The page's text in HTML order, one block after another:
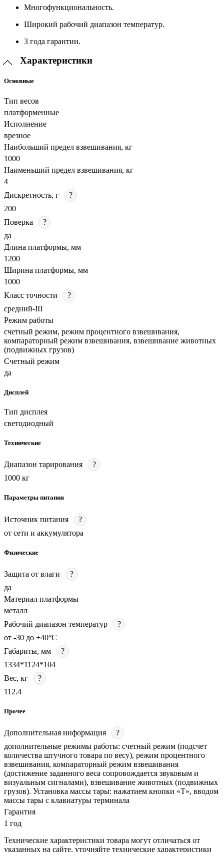
Многофункциональность.
Широкий рабочий диапазон температур.
3 года гарантии.
Характеристики
Основные
Тип весов
платформенные
Исполнение
врезное
Наибольший предел взвешивания, кг
1000
Наименьший предел взвешивания, кг
4
Дискретность, г
?
200
Поверка
?
да
Длина платформы, мм
1200
Ширина платформы, мм
1000
Класс точности
?
средний-III
Режим работы
счетный режим, режим процентного взвешивания,
компараторный режим взвешивания, взвешивание животных
(подвижных грузов)
Счетный режим
да
Дисплей
Тип дисплея
светодиодный
Технические
Диапазон тарирования
?
1000 кг
Параметры питания
Источник питания
?
от сети и аккумулятора
Физические
Защита от влаги
?
да
Материал платформы
металл
Рабочий диапазон температур
?
от -30 до +40°С
Габариты, мм
?
1334*1124*104
Вес, кг
?
112.4
Прочее
Дополнительная информация
?
дополнительные режимы работы: счетный режим (подсчет
количества штучного товара по весу), режим процентного
взвешивания, компараторный режим взвешивания
(достижение заданного веса сопровождается звуковым и
визуальным сигналами), взвешивание животных (подвижных
грузов). Установка массы тары: нажатием кнопки «T», вводом
массы тары с клавиатуры терминала
Гарантия
1 год
Технические характеристики товара могут отличаться от
указанных на сайте, уточняйте технические характеристики